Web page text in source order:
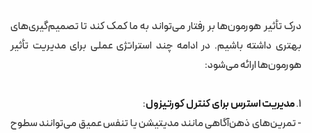
درک تأثیر هورمون‌ها بر رفتار می‌تواند به ما کمک کند تا تصمیم‌گیری‌های
بهتری داشته باشیم. در ادامه چند استراتژی عملی برای مدیریت تأثیر
هورمون‌ها ارائه می‌شود:
1. مدیریت استرس برای کنترل کورتیزول:
- تمرین‌های ذهن‌آگاهی مانند مدیتیشن یا تنفس عمیق می‌توانند سطوح